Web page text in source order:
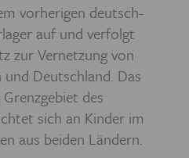
vorherigen deutsch-
auf und verfolgt
zur Vernetzung von
Deutschland. Das
des
sich an Kinder im
aus beiden Ländern.